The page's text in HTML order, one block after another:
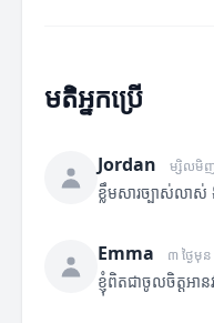
មតិអ្នកប្រើ
Jordan ម្សិលមិ
ខ្លឹមសារច្បាស់ល
Emma ៣ ថ្ងៃមុន
ខ្ញុំពិតជាចូលចិត្តអា